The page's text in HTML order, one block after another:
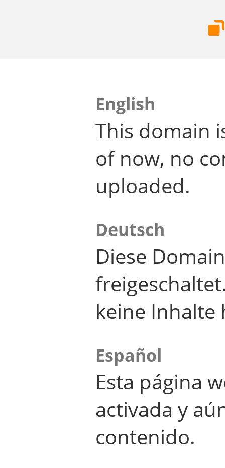
English
This domain
of now, no
uploaded.
Deutsch
Diese
keine Inhalte
Español
Esta página
activada y
contenido.